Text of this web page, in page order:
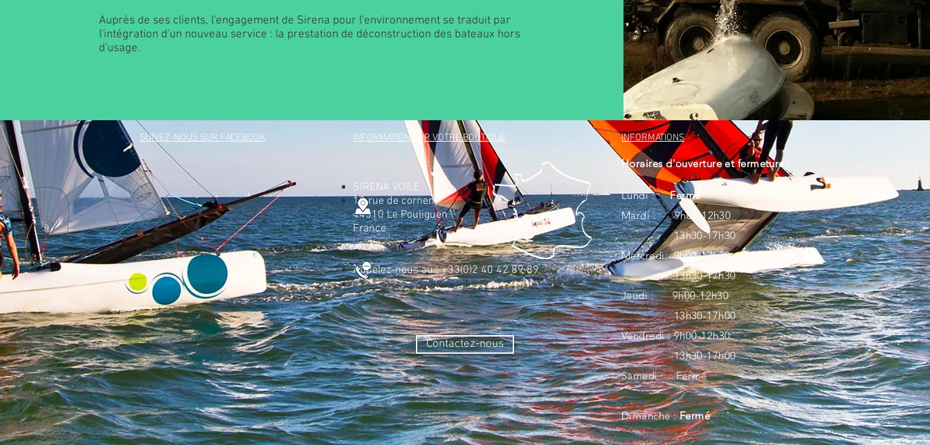
Auprès de ses clients, l'engagement de Sirena pour l'environnement se traduit par
l'intégration d'un nouveau service : la prestation de déconstruction des bateaux hors
d'usage.
SUIVEZ-NOUS SUR FACEBOOK INFORMATION SUR VOTRE BOUTIQUE
SIRENA VOILE
12 rue de cornen
44510 Le Pouliguen
France
Appelez-nous au : +33(0)2 40 42 89 89
Contactez-nous
INFORMATIONS
Horaires d'ouverture et fermeture :
Lundi :Fermé
Mardi : 9h00-12h30
13h30-17h30
Mercredi: 9h00-12h30
13h30-17h30
Jeudi : 9h00-12h30
13h30-17h00
Vendredi :9h00-12h30
13h30-17h00
Samedi :Fermé
Dimanche :Fermé